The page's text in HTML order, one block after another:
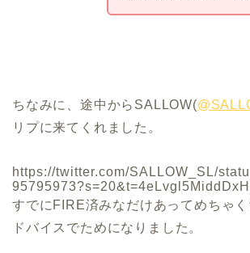
ちなみに、途中からSALLOW(
リプに来てくれました。
https://twitter.com/SALLOW_SL/
すでにFIRE済みなだけあってめちゃ
ドバイスでためになりました。